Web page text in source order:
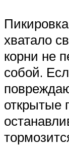
хватало
корни не
собой.
открытые